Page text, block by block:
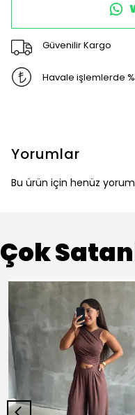
Güvenilir Kargo
Havale işlemlerde
Yorumlar
Bu ürün için henüz yorum
Çok